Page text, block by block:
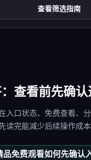
查看筛选指南
查看前先确
入口状态、免费查看、
读完能减少后续操作成本
品免费观看如何先确认